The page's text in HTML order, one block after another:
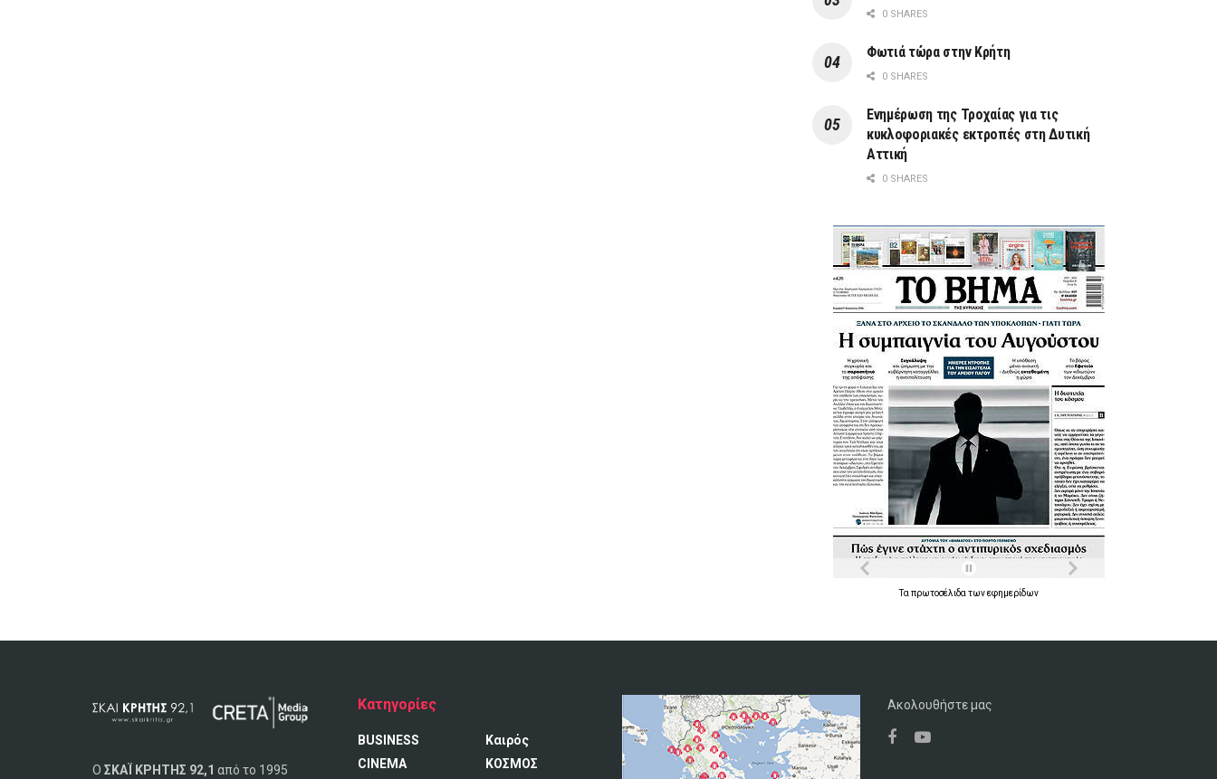
0 SHARES
Φωτιά τώρα στην Κρήτη
0 SHARES
Ενημέρωση της Τροχαίας για τις
κυκλοφοριακές εκτροπές στη Δυτική
Αττική
0 SHARES
Τα πρωτοσέλιδα τωνεφημερίδων
Ο ΣΚΑΪ ΚΡΗΤΗΣ 92,1 από το 1995
Κατηγορίες
BUSINESS
CINEMA
Καιρός
ΚΟΣΜΟΣ
Ακολουθήστε μας